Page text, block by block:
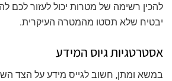
להכין רשימה של מטרות יכול לעזור לכם
יבטיח שלא תסטו מהמטרה העיקרית.
אסטרטגיות גיוס המידע
במשא ומתן, חשוב לגייס מידע על הצד